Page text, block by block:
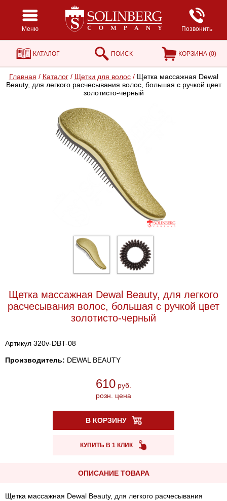
Меню Позвонить
КАТАЛОГ ПОИСК КОРЗИНА (0)
Главная / Каталог / Щетки для волос /Щетка массажная Dewal
Beauty, для легкого расчесывания волос, большая с ручкой цвет
золотисто-черный
Щетка массажная Dewal Beauty, для легкого
расчесывания волос, большая с ручкой цвет
золотисто-черный
Артикул 320v-DBT-08
Производитель: DEWAL BEAUTY
610 руб.
розн. цена
В КОРЗИНУ
КУПИТЬ В 1 КЛИК
ОПИСАНИЕ ТОВАРА
Щетка массажная Dewal Beauty, для легкого расчесывания